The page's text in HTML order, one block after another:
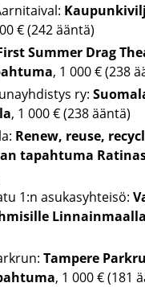
€ (242 ääntä)
Sum­mer Drag
, 1 000 € (238
ry:
, 1 000 € (238 ääntä)
Renew, reuse,
ta­pah­tu­ma
1:n asu­ka­syh­tei­sö:
Lin­nain­maal­la
Tam­pe­re
, 1 000 € (181